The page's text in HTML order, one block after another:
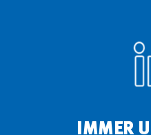
IMMER